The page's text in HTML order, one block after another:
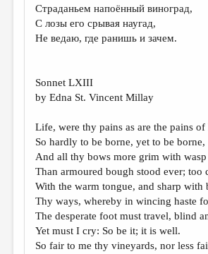
ДЕТСКАЯ КОМНАТА
КНИЖНАЯ ПОЛКА
СТРАНИЦЫ ПАМЯТИ
КОЛОНКА РЕДАКТОРА
РЕДКОЛЛЕГИЯ
ОТ РЕДАКЦИИ
МАЛАЯ ПРОЗА
ЭССЕИСТИКА
Страданьем напоённый виноград,
С лозы его срывая наугад,
Не ведаю, где ранишь и зачем.
Sonnet LXIII
by Edna St. Vincent Millay
Life, were thy pains as are the pains of
So hardly to be borne, yet to be borne,
And all thy bows more grim with
Than armoured bough stood ever; too
With the warm tongue, and sharp with
Thy ways, whereby in wincing haste
The desperate foot must travel, blind
Yet must I cry: So be it; it is well.
So fair to me thy vineyards, nor less